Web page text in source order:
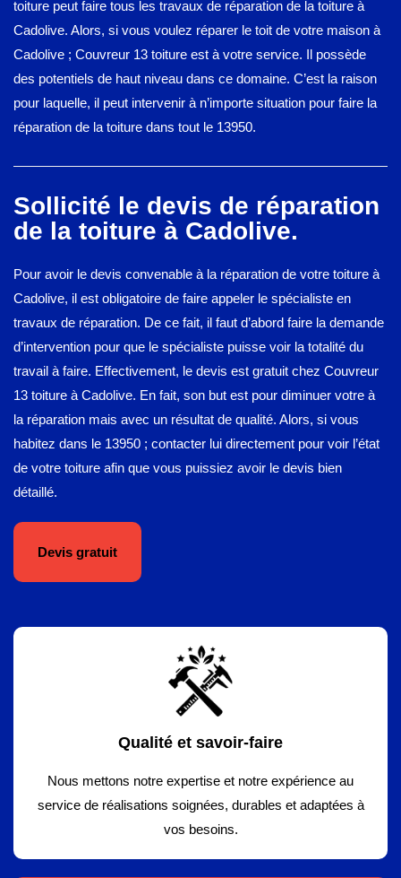
toiture peut faire tous les travaux de réparation de la toiture à
Cadolive. Alors, si vous voulez réparer le toit de votre maison à
Cadolive ; Couvreur 13 toiture est à votre service. Il possède
des potentiels de haut niveau dans ce domaine. C’est la raison
pour laquelle, il peut intervenir à n’importe situation pour faire la
réparation de la toiture dans tout le 13950.
Sollicité le devis de réparation
de la toiture à Cadolive.
Pour avoir le devis convenable à la réparation de votre toiture à
Cadolive, il est obligatoire de faire appeler le spécialiste en
travaux de réparation. De ce fait, il faut d’abord faire la demande
d’intervention pour que le spécialiste puisse voir la totalité du
travail à faire. Effectivement, le devis est gratuit chez Couvreur
13 toiture à Cadolive. En fait, son but est pour diminuer votre à
la réparation mais avec un résultat de qualité. Alors, si vous
habitez dans le 13950 ; contacter lui directement pour voir l’état
de votre toiture afin que vous puissiez avoir le devis bien
détaillé.
Devis gratuit
Qualité et savoir-faire
Nous mettons notre expertise et notre expérience au
service de réalisations soignées, durables et adaptées à
vos besoins.